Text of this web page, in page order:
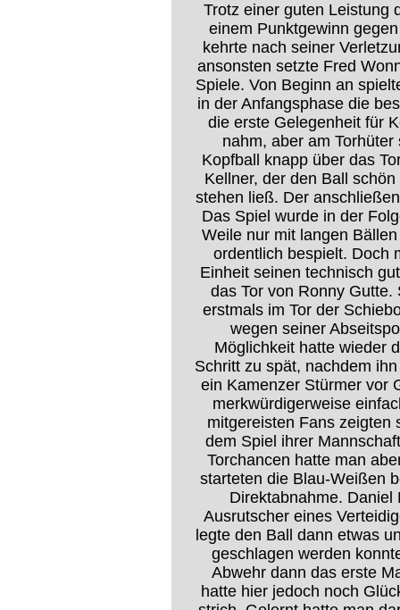
Trotz einer guten Leistung
einem Punktgewinn
kehrte nach seiner
ansonsten setzte Fred
Spiele. Von Beginn an
in der Anfangsphase die
die erste Gelegenheit für
nahm, aber am
Kopfball knapp über das
Kellner, der den Ball
stehen ließ. Der
Das Spiel wurde in der
Weile nur mit langen
ordentlich bespielt. Doch
Einheit seinen technisch
das Tor von Ronny
erstmals im Tor der
wegen seiner
Möglichkeit hatte wieder
Schritt zu spät, nachdem
ein Kamenzer Stürmer vor
merkwürdigerweise
mitgereisten Fans zeigten
dem Spiel ihrer
Torchancen hatte man
starteten die Blau-Weißen
Direktabnahme. Daniel
Ausrutscher eines
legte den Ball dann etwas
geschlagen werden
Abwehr dann das erste
hatte hier jedoch noch